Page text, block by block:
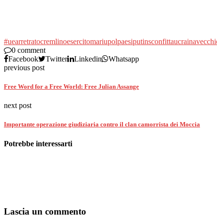
#uearretratocremlinoesercitomariupolpaesiputinsconfittaucraina
0 comment
Facebook
Twitter Linkedin
Whatsapp
previous post
Free Word for a Free World: Free Julian Assange
next post
Importante operazione giudiziaria contro il clan camorrista dei Moccia
Potrebbe interessarti
Lascia un commento